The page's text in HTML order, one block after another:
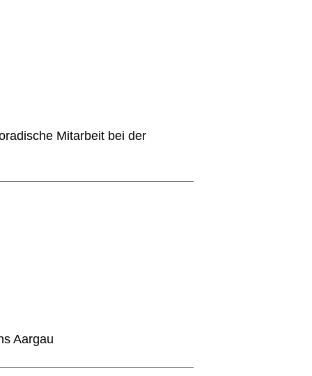
Mitarbeit bei der
Aargau